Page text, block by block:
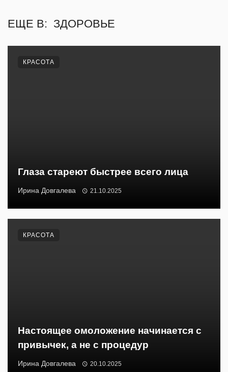
ЕЩЕ В: ЗДОРОВЬЕ
Глаза стареют быстрее всего лица
Ирина Довгалева 21.10.2025
КРАСОТА
Настоящее омоложение начинается с
привычек, а не с процедур
Ирина Довгалева 20.10.2025
КРАСОТА